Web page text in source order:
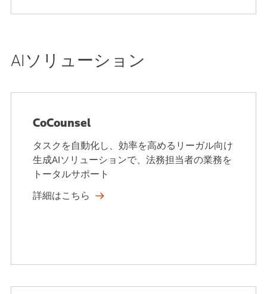
AIソリューション
CoCounsel
タスクを自動化し、効率を高めるリーガル向け
生成AIソリューションで、法務担当者の業務を
トータルサポート
詳細はこちら